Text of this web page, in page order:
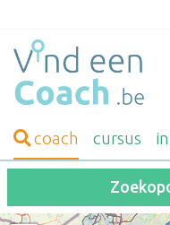
coach cursus